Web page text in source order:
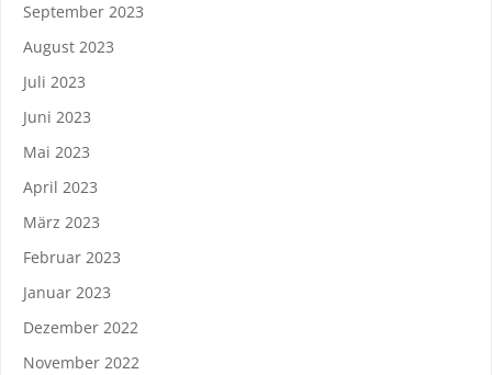
September 2023
August 2023
Juli 2023
Juni 2023
Mai 2023
April 2023
März 2023
Februar 2023
Januar 2023
Dezember 2022
November 2022